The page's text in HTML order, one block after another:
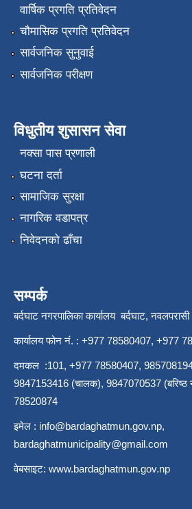
वार्षिक प्रगति प्रतिवेदन
चौमासिक प्रगति प्रतिवेदन
सार्वजनिक सुनुवाई
सार्वजनिक परीक्षण
विधुतीय शुसासन सेवा
नक्सा पास प्रणाली
घटना दर्ता
सामाजिक सुरक्षा
नागरिक वडापत्र
निवेदनको ढाँचा
सम्पर्क
बर्दघाट नगरपालिका कार्यालय बर्दघाट,
कार्यालय फोन नं. : +977 78580407, +977
दमकल :101, +977 78580407,
9847153416 (चालक), 9847070537 (बरिष्ठ
78520874
इमेल : info@bardaghatmun.gov.np,
bardaghatmunicipality@gmail.com
वेबसाइट: www.bardaghatmun.gov.np